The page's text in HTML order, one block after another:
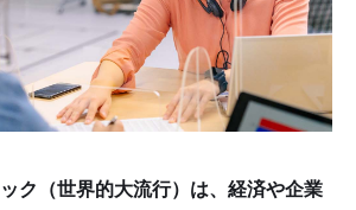
ク（世界的大流行）は、経済や企業